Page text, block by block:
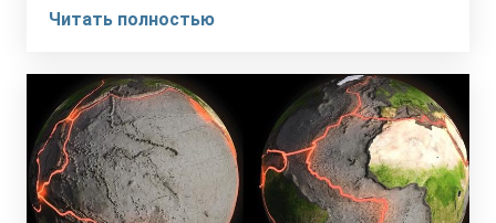
Читать полностью